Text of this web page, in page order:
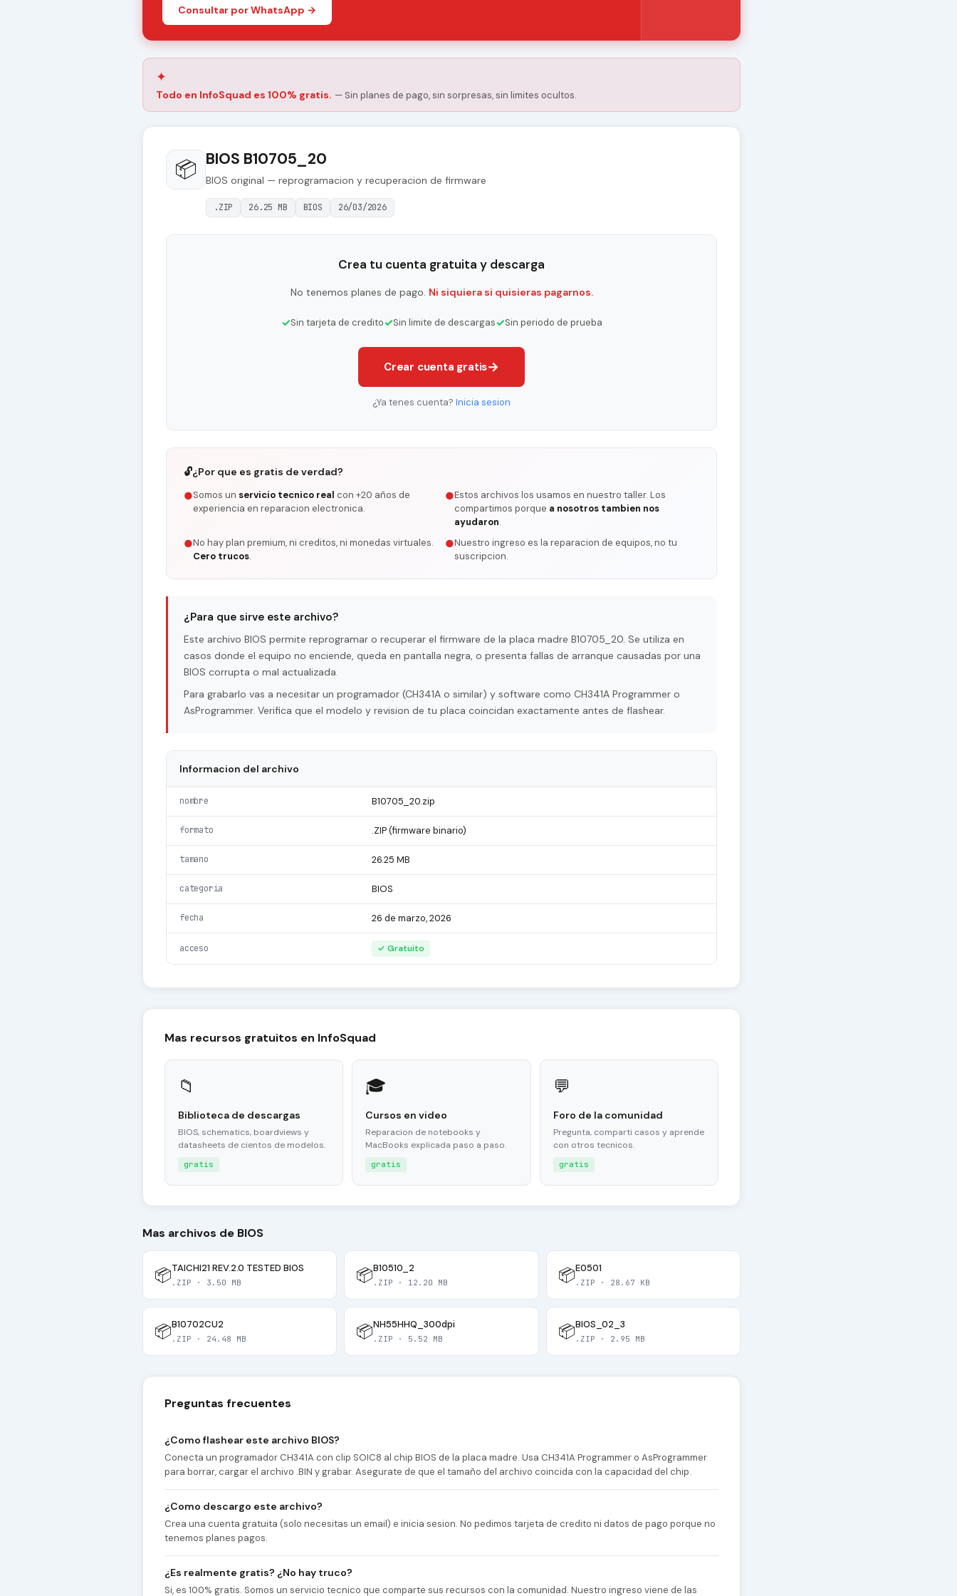
Consultar por WhatsApp →
✦
Todo en InfoSquad es 100% gratis. — Sin planes de pago, sin sorpresas, sin limites ocultos.
📦 BIOS B10705_20
BIOS original — reprogramacion y recuperacion de firmware
.ZIP 26.25 MB BIOS 26/03/2026
Crea tu cuenta gratuita y descarga
No tenemos planes de pago. Ni siquiera si quisieras pagarnos.
✓Sin tarjeta de credito✓Sin limite de descargas✓Sin periodo de prueba
Crear cuenta gratis→
¿Ya tenes cuenta? Inicia sesion
🔓¿Por que es gratis de verdad?
●Somos un servicio tecnico real con +20 años de
experiencia en reparacion electronica.
●Estos archivos los usamos en nuestro taller. Los
compartimos porque a nosotros tambien nos
ayudaron.
●No hay plan premium, ni creditos, ni monedas virtuales.
Cero trucos.
●Nuestro ingreso es la reparacion de equipos, no tu
suscripcion.
¿Para que sirve este archivo?
Este archivo BIOS permite reprogramar o recuperar el firmware de la placa madre B10705_20. Se utiliza en
casos donde el equipo no enciende, queda en pantalla negra, o presenta fallas de arranque causadas por una
BIOS corrupta o mal actualizada.
Para grabarlo vas a necesitar un programador (CH341A o similar) y software como CH341A Programmer o
AsProgrammer. Verifica que el modelo y revision de tu placa coincidan exactamente antes de flashear.
Informacion del archivo
nombre B10705_20.zip
formato .ZIP (firmware binario)
tamano 26.25 MB
categoria BIOS
fecha 26 de marzo, 2026
acceso ✓ Gratuito
Mas recursos gratuitos en InfoSquad
📁
Biblioteca de descargas
BIOS, schematics, boardviews y
datasheets de cientos de modelos.
gratis
🎓
Cursos en video
Reparacion de notebooks y
MacBooks explicada paso a paso.
gratis
💬
Foro de la comunidad
Pregunta, comparti casos y aprende
con otros tecnicos.
gratis
Mas archivos de BIOS
📦TAICHI21 REV.2.0 TESTED BIOS
.ZIP · 3.50 MB 📦B10510_2
.ZIP · 12.20 MB 📦E0501
.ZIP · 28.67 KB
📦B10702CU2
.ZIP · 24.48 MB 📦NH55HHQ_300dpi
.ZIP · 5.52 MB 📦BIOS_02_3
.ZIP · 2.95 MB
Preguntas frecuentes
¿Como flashear este archivo BIOS?
Conecta un programador CH341A con clip SOIC8 al chip BIOS de la placa madre. Usa CH341A Programmer o AsProgrammer
para borrar, cargar el archivo .BIN y grabar. Asegurate de que el tamaño del archivo coincida con la capacidad del chip.
¿Como descargo este archivo?
Crea una cuenta gratuita (solo necesitas un email) e inicia sesion. No pedimos tarjeta de credito ni datos de pago porque no
tenemos planes pagos.
¿Es realmente gratis? ¿No hay truco?
Si, es 100% gratis. Somos un servicio tecnico que comparte sus recursos con la comunidad. Nuestro ingreso viene de las